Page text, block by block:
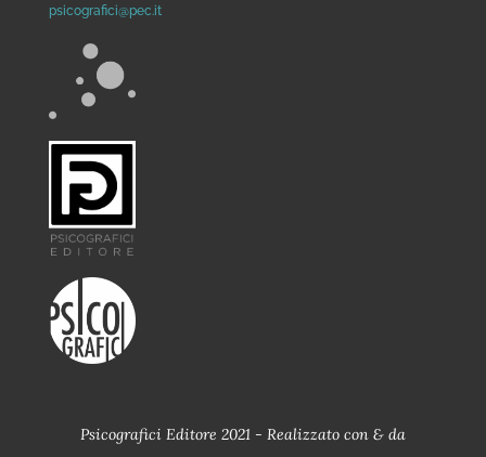
psicografici@pec.it
Psicografici Editore 2021 - Realizzato con & da